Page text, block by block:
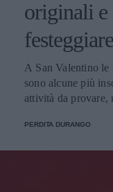
originali e
festeggiare
A San Valentino le
sono alcune più
attività da provare,
PERDITA DURANGO